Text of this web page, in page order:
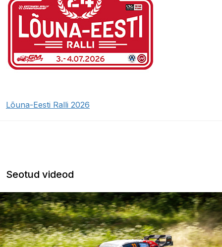
Lõuna-Eesti Ralli 2026
Seotud videod